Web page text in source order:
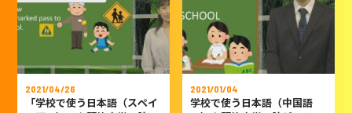
2021/04/26
「学校で使う日本語（スペイ
2021/01/04
学校で使う日本語（中国語